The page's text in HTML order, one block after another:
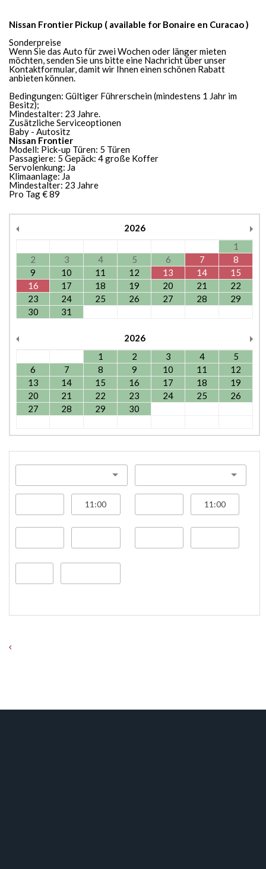
Nissan Frontier Pickup ( available for Bonaire en Curacao )
Sonderpreise
Wenn Sie das Auto für zwei Wochen oder länger mieten
möchten, senden Sie uns bitte eine Nachricht über unser
Kontaktformular, damit wir Ihnen einen schönen Rabatt
anbieten können.
Bedingungen: Gültiger Führerschein (mindestens 1 Jahr im
Besitz);
Mindestalter: 23 Jahre.
Zusätzliche Serviceoptionen
Baby - Autositz
Nissan Frontier
Modell: Pick-up Türen: 5 Türen
Passagiere: 5 Gepäck: 4 große Koffer
Servolenkung: Ja
Klimaanlage: Ja
Mindestalter: 23 Jahre
Pro Tag € 89
2026
1
2
3 4 5 6 7
8
9
10 11 12 13 14
15
16
17 18 19 20 21
22
23
24 25 26 27 28
29
30
31
2026
1
2 3 4
5
6
7 8 9 10 11
12
13
14 15 16 17 18
19
20
21 22 23 24 25
26
27
28 29 30